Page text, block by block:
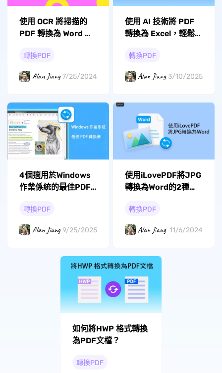
使用 OCR 將掃描的
PDF 轉換為 Word 的
轉換PDF
Alan Jiang 7/25/2024
使用 AI 技術將 PDF
轉換為 Excel，輕鬆
轉換PDF
Alan Jiang 3/10/2025
4個適用於Windows
作業係統的最佳PDF
轉換PDF
Alan Jiang 9/25/2025
使用iLovePDF將JPG
轉換為Word的2種方
轉換PDF
Alan Jiang 11/6/2024
如何將HWP 格式轉換
為PDF文檔？
轉換PDF